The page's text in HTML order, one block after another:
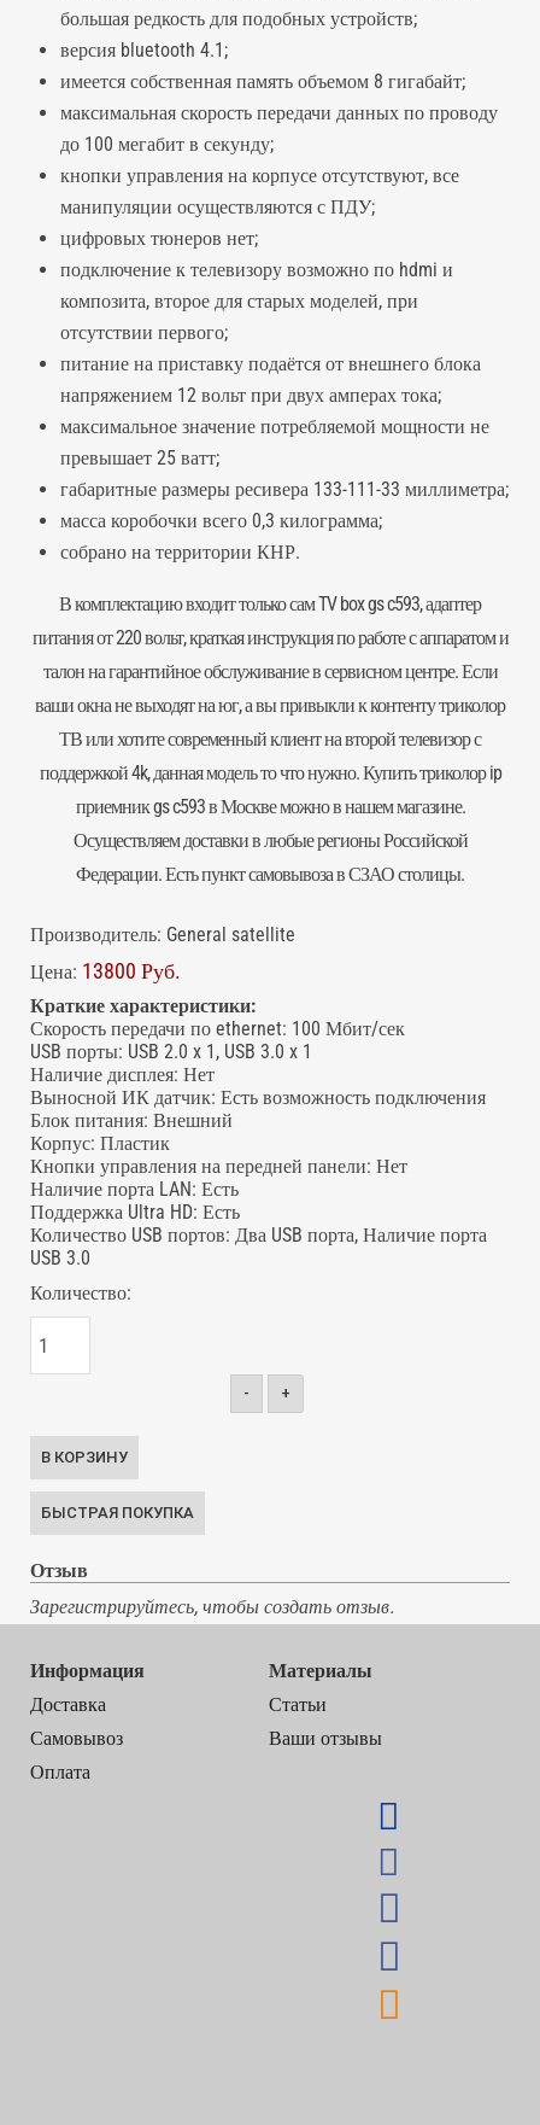
большая редкость для подобных устройств;
версия bluetooth 4.1;
имеется собственная память объемом 8 гигабайт;
максимальная скорость передачи данных по проводу
до 100 мегабит в секунду;
кнопки управления на корпусе отсутствуют, все
манипуляции осуществляются с ПДУ;
цифровых тюнеров нет;
подключение к телевизору возможно по hdmi и
композита, второе для старых моделей, при
отсутствии первого;
питание на приставку подаётся от внешнего блока
напряжением 12 вольт при двух амперах тока;
максимальное значение потребляемой мощности не
превышает 25 ватт;
габаритные размеры ресивера 133-111-33 миллиметра;
масса коробочки всего 0,3 килограмма;
собрано на территории КНР.
В комплектацию входит только сам TV box gs c593, адаптер
питания от 220 вольт, краткая инструкция по работе с аппаратом и
талон на гарантийное обслуживание в сервисном центре. Если
ваши окна не выходят на юг, а вы привыкли к контенту триколор
ТВ или хотите современный клиент на второй телевизор с
поддержкой 4k, данная модель то что нужно. Купитьтриколорip
приемник gs c593 в Москве можно в нашем магазине.
Осуществляем доставки в любые регионы Российской
Федерации. Есть пункт самовывоза в СЗАО столицы.
Производитель: General satellite
Цена: 13800 Руб.
Краткие характеристики:
Скорость передачи по ethernet: 100 Мбит/сек
USB порты: USB 2.0 x 1, USB 3.0 x 1
Наличие дисплея: Нет
Выносной ИК датчик: Есть возможность подключения
Блок питания: Внешний
Корпус: Пластик
Кнопки управления на передней панели: Нет
Наличие порта LAN: Есть
Поддержка Ultra HD: Есть
Количество USB портов: Два USB порта, Наличие порта
USB 3.0
Количество:
- +
Отзыв
Зарегистрируйтесь, чтобы создать отзыв.
Информация
Доставка
Самовывоз
Оплата
Материалы
Статьи
Ваши отзывы